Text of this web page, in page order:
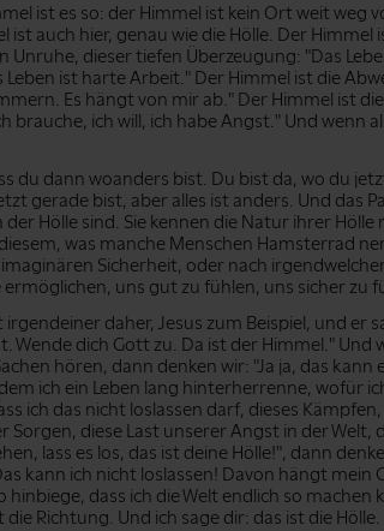
ist es so: der Himmel ist kein Ort weit weg
ist auch hier, genau wie die Hölle. Der
Unruhe, dieser tiefen Überzeugung: "Das
Leben ist harte Arbeit." Der Himmel ist die
Es hängt von mir ab." Der Himmel ist
brauche, ich will, ich habe Angst." Und wenn
du dann woanders bist. Du bist da, wo du
gerade bist, aber alles ist anders. Und das
der Hölle sind. Sie kennen die Natur ihrer
was manche Menschen Hamsterrad
Sicherheit, oder nach
uns gut zu fühlen, uns sicher zu
daher, Jesus zum Beispiel, und er
Wende dich Gott zu. Da ist der Himmel." Und
hören, dann denken wir: "Ja ja, das
ich ein Leben lang hinterherrenne, wofür
ich das nicht loslassen darf, dieses
Sorgen, diese Last unserer Angst in der Welt,
lass es los, das ist deine Hölle!", dann
kann ich nicht loslassen! Davon hängt mein
hinbiege, dass ich die Welt endlich so machen
Richtung. Und ich sage dir: das ist die Hölle.